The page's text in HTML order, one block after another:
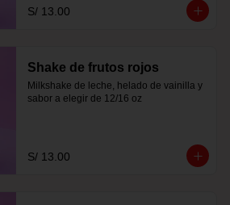
S/ 13.00
Shake de frutos rojos
Milkshake de leche, helado de vainilla y
sabor a elegir de 12/16 oz
S/ 13.00